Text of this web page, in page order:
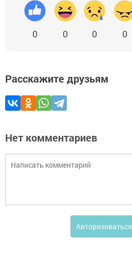
0 0 0 0
Расскажите друзьям
Нет комментариев
Авторизоваться